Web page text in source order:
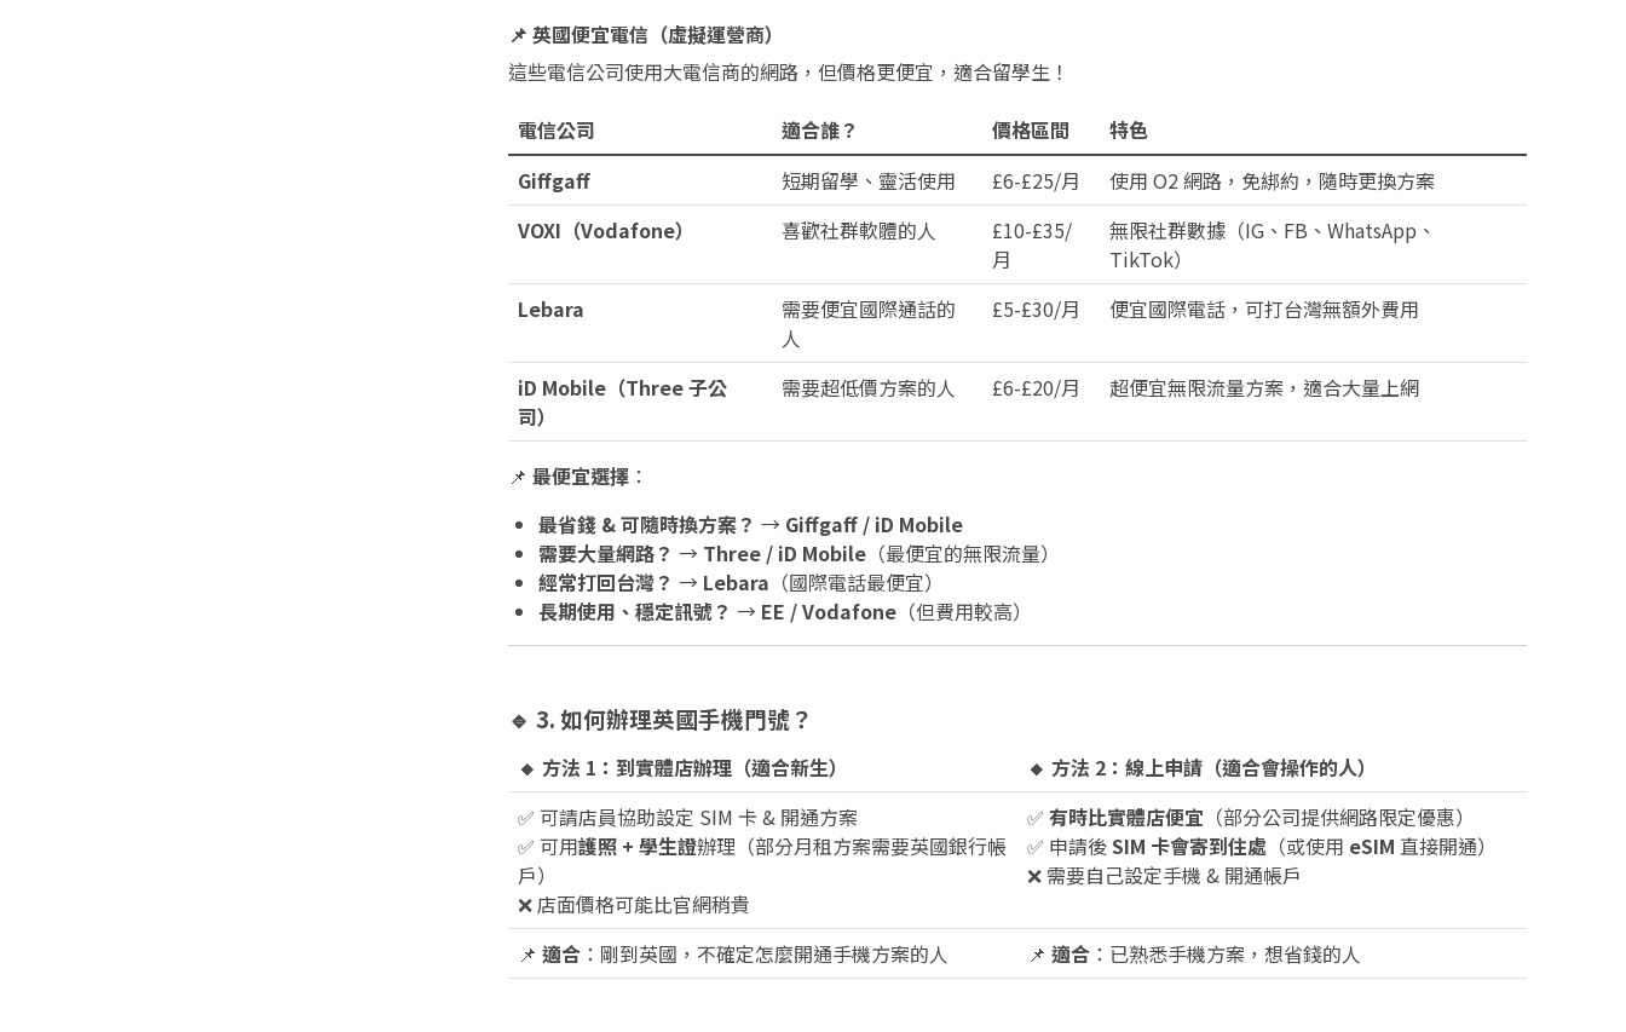
📌 英國便宜電信（虛擬運營商）
這些電信公司使用大電信商的網路，但價格更便宜，適合留學生！
電信公司
適合誰？ 價格區間
特色
Giffgaff
短期留學、靈活使用 £6-£25/月
使用 O2 網路，免綁約，隨時更換方案
VOXI（Vodafone）
喜歡社群軟體的人
£10-£35/
月
無限社群數據（IG、FB、WhatsApp、
TikTok）
Lebara
需要便宜國際通話的
人
£5-£30/月 便宜國際電話，可打台灣無額外費用
iD Mobile（Three 子公
司）
需要超低價方案的人 £6-£20/月 超便宜無限流量方案，適合大量上網
📌 最便宜選擇 ：
最省錢 & 可隨時換方案？ → Giffgaff / iD Mobile
需要大量網路？ → Three / iD Mobile （最便宜的無限流量）
經常打回台灣？ → Lebara （國際電話最便宜）
長期使用、穩定訊號？ → EE / Vodafone （但費用較高）
🔹 3. 如何辦理英國手機門號？
🔸 方法 1：到實體店辦理（適合新生）
🔸 方法 2：線上申請（適合會操作的人）
✅ 可請店員協助設定 SIM 卡 & 開通方案
✅ 可用護照 + 學生證辦理（部分月租方案需要英國銀行帳
戶）
❌ 店面價格可能比官網稍貴
✅ 有時比實體店便宜 （部分公司提供網路限定優惠）
✅ 申請後SIM 卡會寄到住處 （或使用 eSIM 直接開通）
❌ 需要自己設定手機 & 開通帳戶
📌 適合 ：剛到英國，不確定怎麼開通手機方案的人 📌 適合 ：已熟悉手機方案，想省錢的人